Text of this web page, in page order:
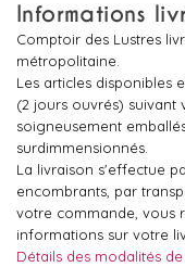
Informations
Comptoir des Lustres
métropolitaine.
Les articles disponibles
(2 jours ouvrés) suivant
soigneusement
surdimmensionnés.
La livraison s'effectue
encombrants, par
votre commande, vous
informations sur votre
Détails des modalités